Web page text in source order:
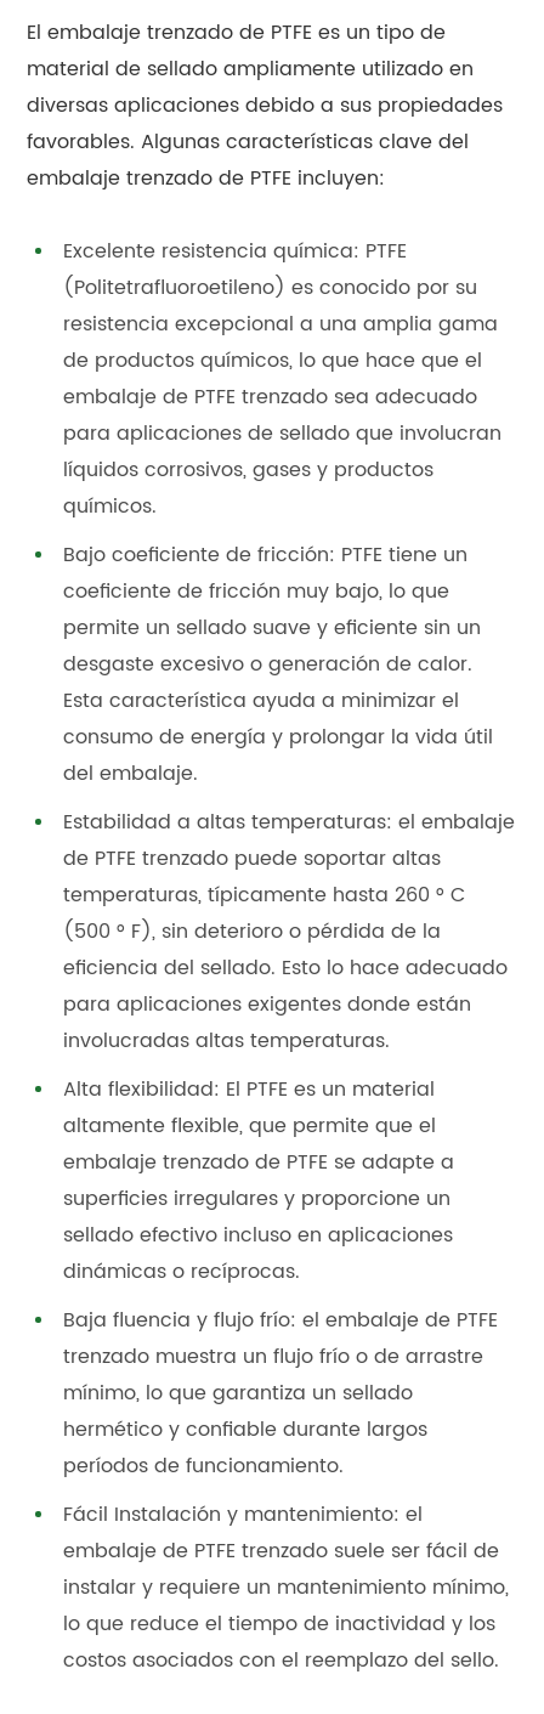
El embalaje trenzado de PTFE es un tipo de
material de sellado ampliamente utilizado en
diversas aplicaciones debido a sus propiedades
favorables. Algunas características clave del
embalaje trenzado de PTFE incluyen:
Excelente resistencia química: PTFE
(Politetrafluoroetileno) es conocido por su
resistencia excepcional a una amplia gama
de productos químicos, lo que hace que el
embalaje de PTFE trenzado sea adecuado
para aplicaciones de sellado que involucran
líquidos corrosivos, gases y productos
químicos.
Bajo coeficiente de fricción: PTFE tiene un
coeficiente de fricción muy bajo, lo que
permite un sellado suave y eficiente sin un
desgaste excesivo o generación de calor.
Esta característica ayuda a minimizar el
consumo de energía y prolongar la vida útil
del embalaje.
Estabilidad a altas temperaturas: el embalaje
de PTFE trenzado puede soportar altas
temperaturas, típicamente hasta 260 ° C
(500 ° F), sin deterioro o pérdida de la
eficiencia del sellado. Esto lo hace adecuado
para aplicaciones exigentes donde están
involucradas altas temperaturas.
Alta flexibilidad: El PTFE es un material
altamente flexible, que permite que el
embalaje trenzado de PTFE se adapte a
superficies irregulares y proporcione un
sellado efectivo incluso en aplicaciones
dinámicas o recíprocas.
Baja fluencia y flujo frío: el embalaje de PTFE
trenzado muestra un flujo frío o de arrastre
mínimo, lo que garantiza un sellado
hermético y confiable durante largos
períodos de funcionamiento.
Fácil Instalación y mantenimiento: el
embalaje de PTFE trenzado suele ser fácil de
instalar y requiere un mantenimiento mínimo,
lo que reduce el tiempo de inactividad y los
costos asociados con el reemplazo del sello.